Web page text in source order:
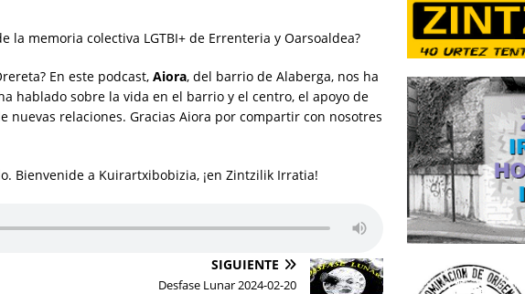
la memoria colectiva LGTBI+ de Errenteria y Oarsoaldea?
En este podcast, Aiora, del barrio de Alaberga, nos ha
hablado sobre la vida en el barrio y el centro, el apoyo de
nuevas relaciones. Gracias Aiora por compartir con nosotres
Bienvenide a Kuirartxibobizia, ¡en Zintzilik Irratia!
SIGUIENTE
Desfase Lunar 2024-02-20